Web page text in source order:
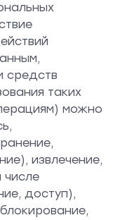
средств
таких
можно
извлечение,
числе
доступ),